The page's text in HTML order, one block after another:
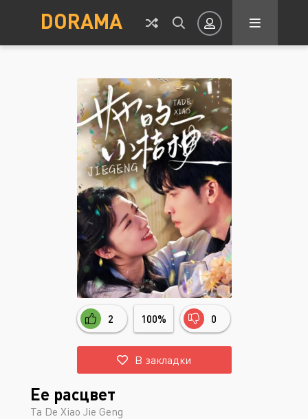
DORAMA
Авторизация
Запомнить
ВОЙТИ НА САЙТ
Регистрация Восстановить пароль
Или войти через
2 100% 0
В закладки
Ее расцвет
Ta De Xiao Jie Geng